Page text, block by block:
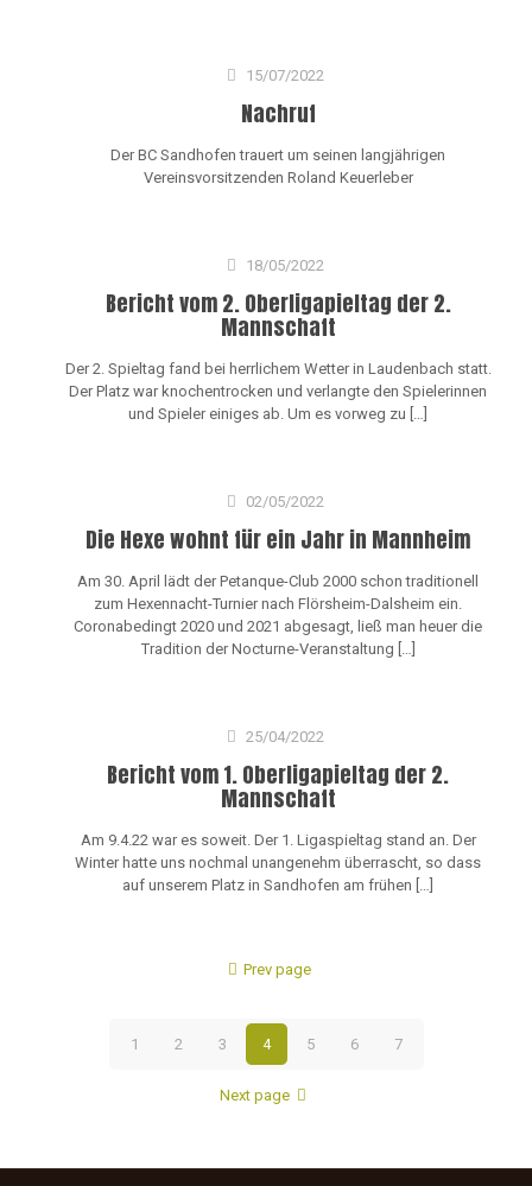
15/07/2022
Nachruf
Der BC Sandhofen trauert um seinen langjährigen
Vereinsvorsitzenden Roland Keuerleber
18/05/2022
Bericht vom 2. Oberligapieltag der 2.
Mannschaft
Der 2. Spieltag fand bei herrlichem Wetter in Laudenbach statt.
Der Platz war knochentrocken und verlangte den Spielerinnen
und Spieler einiges ab. Um es vorweg zu […]
02/05/2022
Die Hexe wohnt für ein Jahr in Mannheim
Am 30. April lädt der Petanque-Club 2000 schon traditionell
zum Hexennacht-Turnier nach Flörsheim-Dalsheim ein.
Coronabedingt 2020 und 2021 abgesagt, ließ man heuer die
Tradition der Nocturne-Veranstaltung […]
25/04/2022
Bericht vom 1. Oberligapieltag der 2.
Mannschaft
Am 9.4.22 war es soweit. Der 1. Ligaspieltag stand an. Der
Winter hatte uns nochmal unangenehm überrascht, so dass
auf unserem Platz in Sandhofen am frühen […]
Prev page
1 2 3 4 5 6 7
Next page